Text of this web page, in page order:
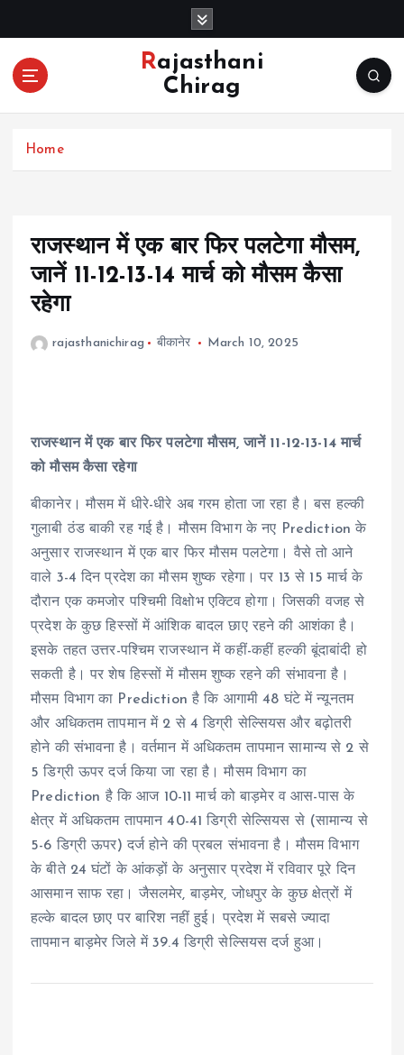
o
Rajasthani
Chirag
Home
राजस्थान में एक बार फिर पलटेगा मौसम,
जानें 11-12-13-14 मार्च को मौसम कैसा
रहेगा
rajasthanichirag बीकानेर March 10, 2025
राजस्थान में एक बार फिर पलटेगा मौसम, जानें 11-12-13-14 मार्च
को मौसम कैसा रहेगा
बीकानेर। मौसम में धीरे-धीरे अब गरम होता जा रहा है। बस हल्की
गुलाबी ठंड बाकी रह गई है। मौसम विभाग के नए Prediction के
अनुसार राजस्थान में एक बार फिर मौसम पलटेगा। वैसे तो आने
वाले 3-4 दिन प्रदेश का मौसम शुष्क रहेगा। पर 13 से 15 मार्च के
दौरान एक कमजोर पश्चिमी विक्षोभ एक्टिव होगा। जिसकी वजह से
प्रदेश के कुछ हिस्सों में आंशिक बादल छाए रहने की आशंका है।
इसके तहत उत्तर-पश्चिम राजस्थान में कहीं-कहीं हल्की बूंदाबांदी हो
सकती है। पर शेष हिस्सों में मौसम शुष्क रहने की संभावना है।
मौसम विभाग का Prediction है कि आगामी 48 घंटे में न्यूनतम
और अधिकतम तापमान में 2 से 4 डिग्री सेल्सियस और बढ़ोतरी
होने की संभावना है। वर्तमान में अधिकतम तापमान सामान्य से 2 से
5 डिग्री ऊपर दर्ज किया जा रहा है। मौसम विभाग का
Prediction है कि आज 10-11 मार्च को बाड़मेर व आस-पास के
क्षेत्र में अधिकतम तापमान 40-41 डिग्री सेल्सियस से (सामान्य से
5-6 डिग्री ऊपर) दर्ज होने की प्रबल संभावना है। मौसम विभाग
के बीते 24 घंटों के आंकड़ों के अनुसार प्रदेश में रविवार पूरे दिन
आसमान साफ रहा। जैसलमेर, बाड़मेर, जोधपुर के कुछ क्षेत्रों में
हल्के बादल छाए पर बारिश नहीं हुई। प्रदेश में सबसे ज्यादा
तापमान बाड़मेर जिले में 39.4 डिग्री सेल्सियस दर्ज हुआ।